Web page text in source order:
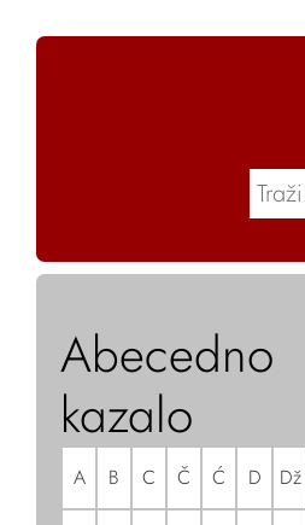
Abecedno
kazalo
A B C Č Ć D Dž